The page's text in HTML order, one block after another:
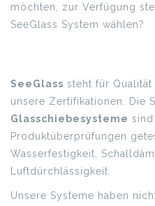
möchten, zur Verfügung
SeeGlass System wählen?
SeeGlass steht für
unsere Zertifikationen. Die
Glasschiebesysteme
Produktüberprüfungen
Wasserfestigkeit,
Luftdürchlässigkeit.
Unsere Systeme haben